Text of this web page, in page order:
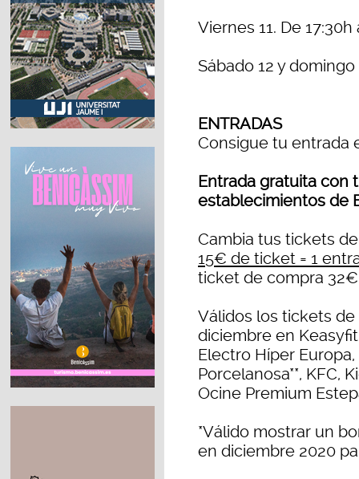
Viernes 11. De 17:30h
Sábado 12 y domingo
ENTRADAS
Consigue tu entrada
Entrada gratuita con
establecimientos de
Cambia tus tickets
15€ de ticket = 1
ticket de compra
Válidos los tickets
diciembre en
Electro Híper
Porcelanosa**, KFC,
Ocine Premium
*Válido mostrar un
en diciembre 2020